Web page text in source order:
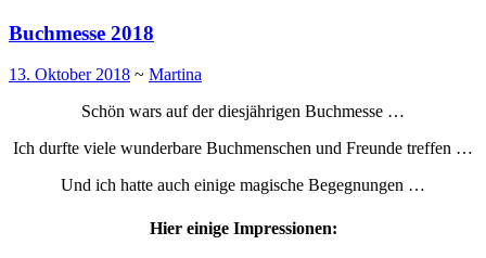
Buchmesse 2018
13. Oktober 2018 ~ Martina
Schön wars auf der diesjährigen Buchmesse …
Ich durfte viele wunderbare Buchmenschen und Freunde treffen …
Und ich hatte auch einige magische Begegnungen …
Hier einige Impressionen: